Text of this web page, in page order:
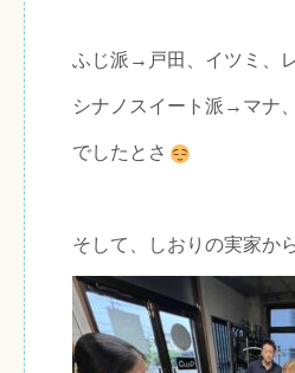
ふじ派→戸田、イツミ、
シナノスイート派→マナ
でしたとさ
そして、しおりの実家か